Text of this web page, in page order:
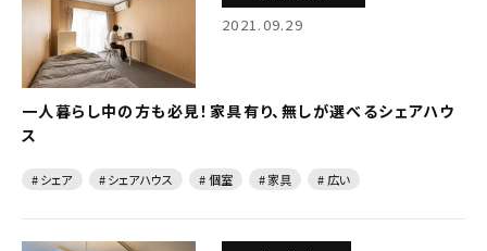
2021.09.29
一人暮らし中の方も必見！家具有り、無しが選べるシェアハウ
ス
# シェア # シェアハウス # 個室 # 家具 # 広い